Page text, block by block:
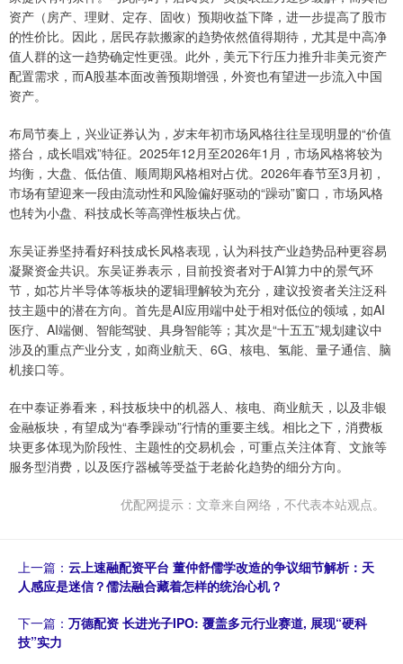
资产（房产、理财、定存、固收）预期收益下降，进一步提高了股市
的性价比。因此，居民存款搬家的趋势依然值得期待，尤其是中高净
值人群的这一趋势确定性更强。此外，美元下行压力推升非美元资产
配置需求，而A股基本面改善预期增强，外资也有望进一步流入中国
资产。
布局节奏上，兴业证券认为，岁末年初市场风格往往呈现明显的“价值
搭台，成长唱戏”特征。2025年12月至2026年1月，市场风格将较为
均衡，大盘、低估值、顺周期风格相对占优。2026年春节至3月初，
市场有望迎来一段由流动性和风险偏好驱动的“躁动”窗口，市场风格
也转为小盘、科技成长等高弹性板块占优。
东吴证券坚持看好科技成长风格表现，认为科技产业趋势品种更容易
凝聚资金共识。东吴证券表示，目前投资者对于AI算力中的景气环
节，如芯片半导体等板块的逻辑理解较为充分，建议投资者关注泛科
技主题中的潜在方向。首先是AI应用端中处于相对低位的领域，如AI
医疗、AI端侧、智能驾驶、具身智能等；其次是“十五五”规划建议中
涉及的重点产业分支，如商业航天、6G、核电、氢能、量子通信、脑
机接口等。
在中泰证券看来，科技板块中的机器人、核电、商业航天，以及非银
金融板块，有望成为“春季躁动”行情的重要主线。相比之下，消费板
块更多体现为阶段性、主题性的交易机会，可重点关注体育、文旅等
服务型消费，以及医疗器械等受益于老龄化趋势的细分方向。
优配网提示：文章来自网络，不代表本站观点。
上一篇： 云上速融配资平台 董仲舒儒学改造的争议细节解析：天
人感应是迷信？儒法融合藏着怎样的统治心机？
下一篇： 万德配资 长进光子IPO: 覆盖多元行业赛道, 展现“硬科
技”实力